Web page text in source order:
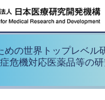
めの世界トップレベル
危機対応医薬品等の